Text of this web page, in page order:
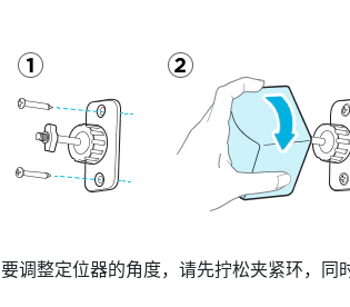
要调整定位器的角度，请先拧松夹紧环，同